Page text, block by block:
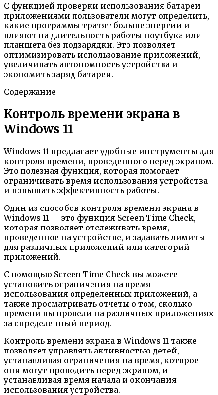
С функцией проверки использования батареи
приложениями пользователи могут определить,
какие программы тратят больше энергии и
влияют на длительность работы ноутбука или
планшета без подзарядки. Это позволяет
оптимизировать использование приложений,
увеличивать автономность устройства и
экономить заряд батареи.
Содержание
Контроль времени экрана в
Windows 11
Windows 11 предлагает удобные инструменты для
контроля времени, проведенного перед экраном.
Это полезная функция, которая помогает
ограничивать время использования устройства
и повышать эффективность работы.
Один из способов контроля времени экрана в
Windows 11 — это функция Screen Time Check,
которая позволяет отслеживать время,
проведенное на устройстве, и задавать лимиты
для различных приложений или категорий
приложений.
С помощью Screen Time Check вы можете
установить ограничения на время
использования определенных приложений, а
также просматривать отчеты о том, сколько
времени вы провели на различных приложениях
за определенный период.
Контроль времени экрана в Windows 11 также
позволяет управлять активностью детей,
устанавливая ограничения на время, которое
они могут проводить перед экраном, и
устанавливая время начала и окончания
использования устройства.